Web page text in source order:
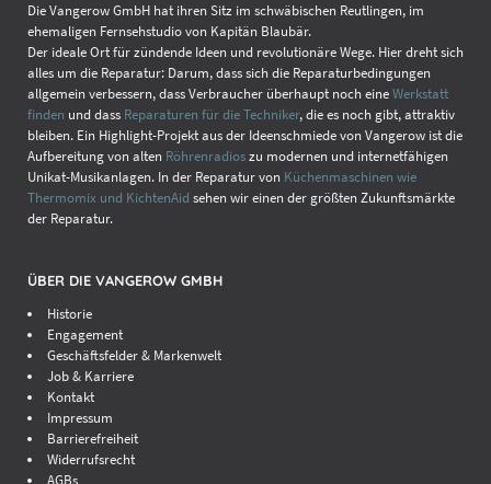
Die Vangerow GmbH hat ihren Sitz im schwäbischen Reutlingen, im
ehemaligen Fernsehstudio von Kapitän Blaubär.
Der ideale Ort für zündende Ideen und revolutionäre Wege. Hier dreht sich
alles um die Reparatur: Darum, dass sich die Reparaturbedingungen
allgemein verbessern, dass Verbraucher überhaupt noch eineWerkstatt
finden und dass Reparaturen für die Techniker, die es noch gibt, attraktiv
bleiben. Ein Highlight-Projekt aus der Ideenschmiede von Vangerow ist die
Aufbereitung von alten Röhrenradioszu modernen und internetfähigen
Unikat-Musikanlagen. In der Reparatur von Küchenmaschinen wie
Thermomix und KichtenAid sehen wir einen der größten Zukunftsmärkte
der Reparatur.
ÜBER DIE VANGEROW GMBH
Historie
Engagement
Geschäftsfelder & Markenwelt
Job & Karriere
Kontakt
Impressum
Barrierefreiheit
Widerrufsrecht